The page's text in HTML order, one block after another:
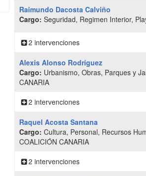
Raimundo Dacosta Calviño
Cargo: Seguridad, Regimen Interior,
2 intervenciones
Alexis Alonso Rodríguez
Cargo: Urbanismo, Obras, Parques y
CANARIA
2 intervenciones
Raquel Acosta Santana
Cargo: Cultura, Personal, Recursos
COALICIÓN CANARIA
2 intervenciones